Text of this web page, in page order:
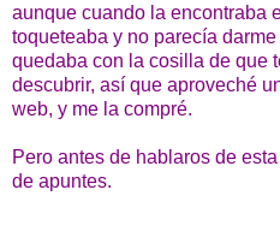
aunque cuando la encontraba
toqueteaba y no parecía
quedaba con la cosilla de que
descubrir, así que aproveché
web, y me la compré.
Pero antes de hablaros de
de apuntes.